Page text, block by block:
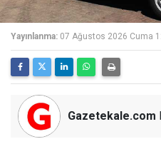
Yayınlanma: 07 Ağustos 2026 Cuma
Gazetekale.com